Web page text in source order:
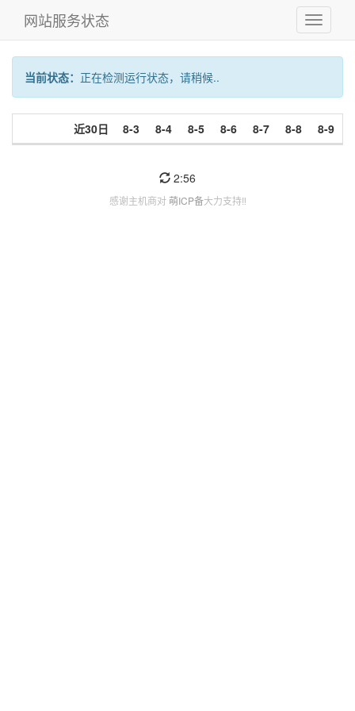
切
换
导
网站服务状态
当前状态： 正在检测运行状态，请稍候..
近30日 8-3 8-4 8-5 8-6 8-7 8-8 8-9
2:56
感谢主机商对 萌ICP备大力支持‼